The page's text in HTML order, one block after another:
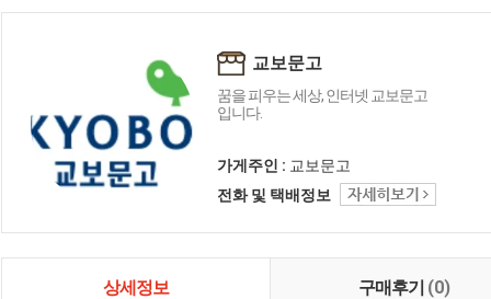
교보문고
꿈을 피우는 세상, 인터넷 교보문고
입니다.
가게주인 : 교보문고
전화 및 택배정보
상세정보 구매후기 (0)